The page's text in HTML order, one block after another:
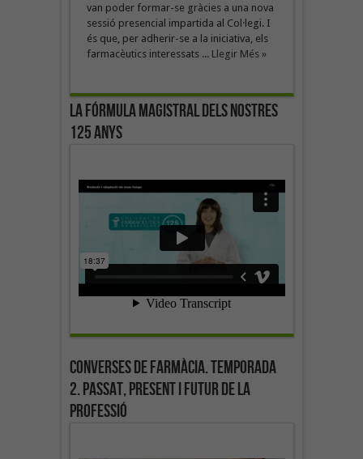
van poder formar-se gràcies a una nova
sessió presencial impartida al Col·legi. I
és que, per adherir-se a la iniciativa, els
farmacèutics interessats ... Llegir Més »
La fórmula magistral dels nostres
125 anys
Converses de farmàcia. Temporada
2. Passat, present i futur de la
professió